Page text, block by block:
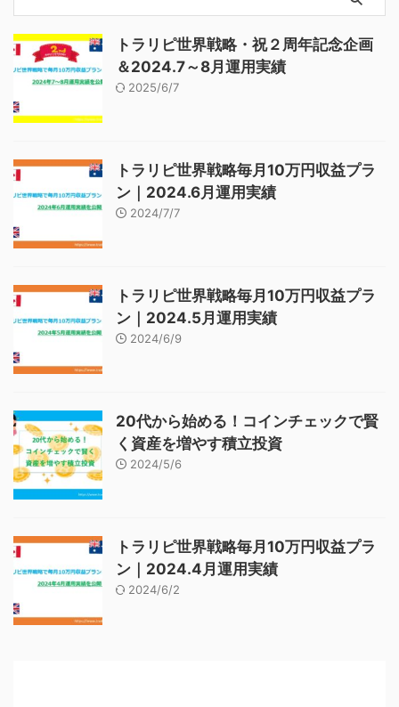
トラリピ世界戦略・祝２周年記念企画
＆2024.7～8月運用実績
2025/6/7
トラリピ世界戦略毎月10万円収益プラ
ン｜2024.6月運用実績
2024/7/7
トラリピ世界戦略毎月10万円収益プラ
ン｜2024.5月運用実績
2024/6/9
20代から始める！コインチェックで賢
く資産を増やす積立投資
2024/5/6
トラリピ世界戦略毎月10万円収益プラ
ン｜2024.4月運用実績
2024/6/2